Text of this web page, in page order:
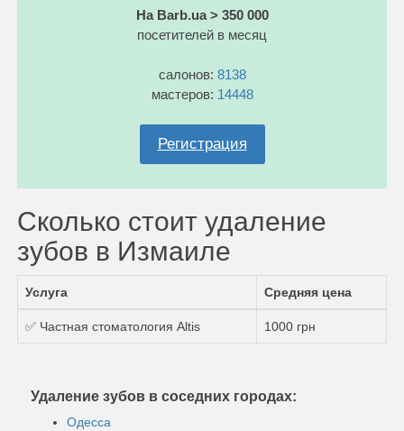
На Barb.ua > 350 000
посетителей в месяц
салонов: 8138
мастеров: 14448
Регистрация
Сколько стоит удаление
зубов в Измаиле
Услуга Средняя цена
✅ Частная стоматология Altis 1000 грн
Удаление зубов в соседних городах:
Одесса